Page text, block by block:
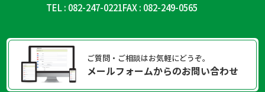
TEL : 082-247-0221FAX : 082-249-0565
ご質問・ご相談はお気軽にどうぞ。
メールフォームからのお問い合わせ